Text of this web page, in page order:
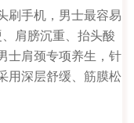
刷手机，男士最容易
肩膀沉重、抬头酸
士肩颈专项养生，针
用深层舒缓、筋膜松